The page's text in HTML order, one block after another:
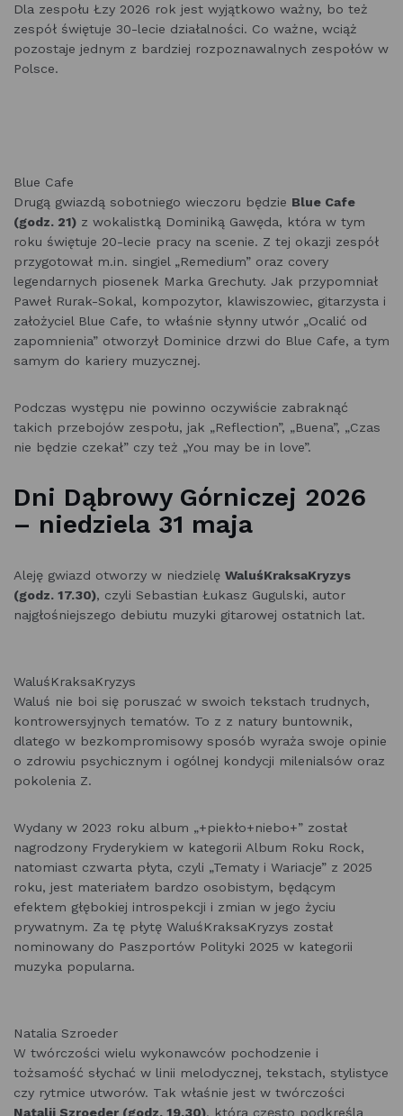
Dla zespołu Łzy 2026 rok jest wyjątkowo ważny, bo też
zespół świętuje 30-lecie działalności. Co ważne, wciąż
pozostaje jednym z bardziej rozpoznawalnych zespołów w
Polsce.
Blue Cafe
Drugą gwiazdą sobotniego wieczoru będzie Blue Cafe
(godz. 21) z wokalistką Dominiką Gawęda, która w tym
roku świętuje 20-lecie pracy na scenie. Z tej okazji zespół
przygotował m.in. singiel „Remedium” oraz covery
legendarnych piosenek Marka Grechuty. Jak przypomniał
Paweł Rurak-Sokal, kompozytor, klawiszowiec, gitarzysta i
założyciel Blue Cafe, to właśnie słynny utwór „Ocalić od
zapomnienia” otworzył Dominice drzwi do Blue Cafe, a tym
samym do kariery muzycznej.
Podczas występu nie powinno oczywiście zabraknąć
takich przebojów zespołu, jak „Reflection”, „Buena”, „Czas
nie będzie czekał” czy też „You may be in love”.
Dni Dąbrowy Górniczej 2026
– niedziela 31 maja
Aleję gwiazd otworzy w niedzielę WaluśKraksaKryzys
(godz. 17.30), czyli Sebastian Łukasz Gugulski, autor
najgłośniejszego debiutu muzyki gitarowej ostatnich lat.
WaluśKraksaKryzys
Waluś nie boi się poruszać w swoich tekstach trudnych,
kontrowersyjnych tematów. To z z natury buntownik,
dlatego w bezkompromisowy sposób wyraża swoje opinie
o zdrowiu psychicznym i ogólnej kondycji milenialsów oraz
pokolenia Z.
Wydany w 2023 roku album „+piekło+niebo+” został
nagrodzony Fryderykiem w kategorii Album Roku Rock,
natomiast czwarta płyta, czyli „Tematy i Wariacje” z 2025
roku, jest materiałem bardzo osobistym, będącym
efektem głębokiej introspekcji i zmian w jego życiu
prywatnym. Za tę płytę WaluśKraksaKryzys został
nominowany do Paszportów Polityki 2025 w kategorii
muzyka popularna.
Natalia Szroeder
W twórczości wielu wykonawców pochodzenie i
tożsamość słychać w linii melodycznej, tekstach, stylistyce
czy rytmice utworów. Tak właśnie jest w twórczości
Natalii Szroeder (godz. 19.30), która często podkreśla